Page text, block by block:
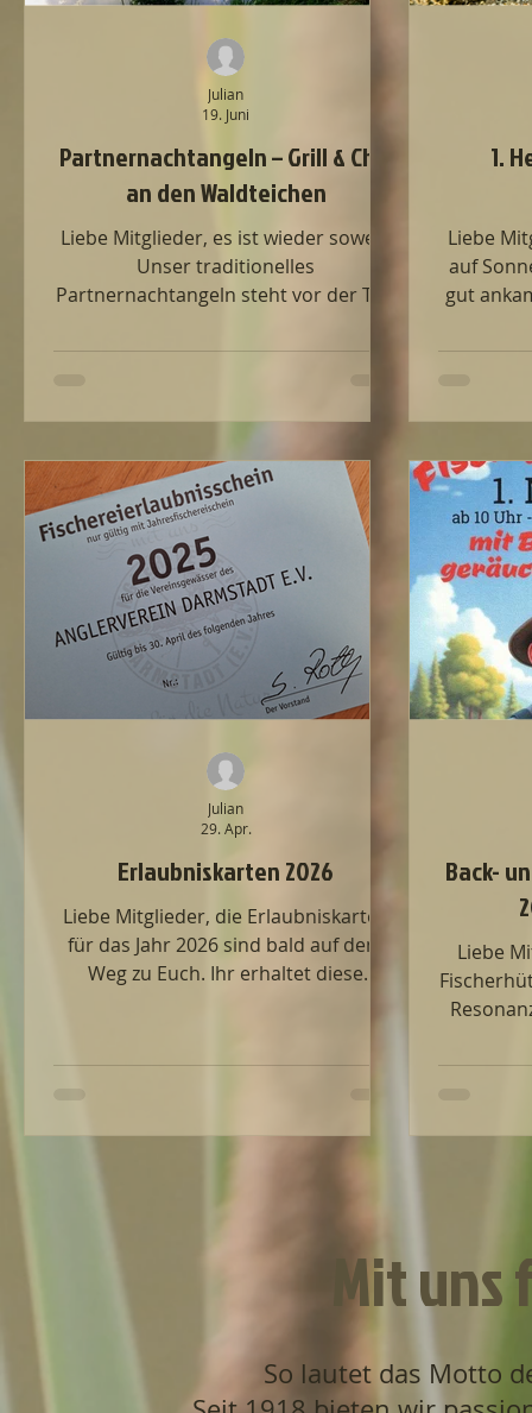
Partnernachtangeln – Grill & Chill
an den Waldteichen
Liebe Mitglieder, es ist wieder soweit!
Unser traditionelles
Partnernachtangeln steht vor der Tür.
Uhrzeit: 17:00 Uhr bis 01:00 Uhr 📍
gemütlichen Grill & Chill. Für das
leibliche Wohl ist vor Ort gesorgt –
bringt also gute Laune, eure
Ausrüstung und (natürlich nicht
verpflichtend) eure Begleitung mit.
Wir freuen uns auf einen entspannten
Abend
Julian
19. Juni
1.
Liebe
auf
gut
Eine
Wir
hohe
Erlaubniskarten 2026
Liebe Mitglieder, die Erlaubniskarten
für das Jahr 2026 sind bald auf dem
Weg zu Euch. Ihr erhaltet diese
für das Jahr 2025! Das angeln ohne
Julian
29. Apr.
Back-
Liebe
geben.
Mit
So lautet das Motto